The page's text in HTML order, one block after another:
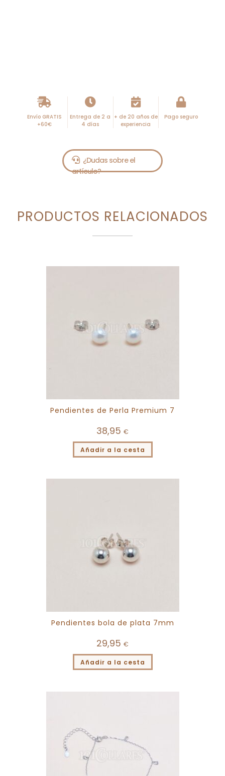
Envío GRATIS
+60€
Entrega de 2 a
4 días
+ de 20 años de
experiencia
Pago seguro
PRODUCTOS RELACIONADOS
Pendientes de Perla Premium 7
38,95 €
Añadir a la cesta
Pendientes bola de plata 7mm
29,95 €
Añadir a la cesta